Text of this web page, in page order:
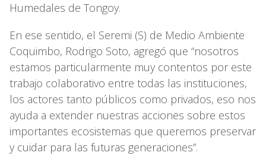
Humedales de Tongoy.
En ese sentido, el Seremi (S) de Medio Ambiente
Coquimbo, Rodrigo Soto, agregó que “nosotros
estamos particularmente muy contentos por este
trabajo colaborativo entre todas las instituciones,
los actores tanto públicos como privados, eso nos
ayuda a extender nuestras acciones sobre estos
importantes ecosistemas que queremos preservar
y cuidar para las futuras generaciones”.